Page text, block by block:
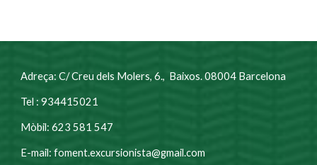
Adreça: C/ Creu dels Molers, 6., Baixos. 08004 Barcelona
Tel : 934415021
Mòbil: 623 581 547
E-mail: foment.excursionista@gmail.com